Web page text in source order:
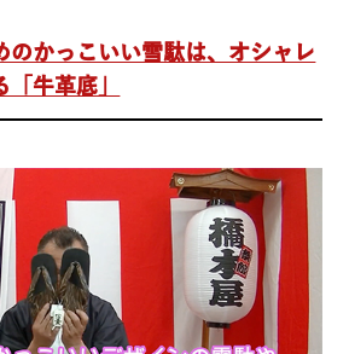
のかっこいい雪駄は、オシャレ
牛革底」